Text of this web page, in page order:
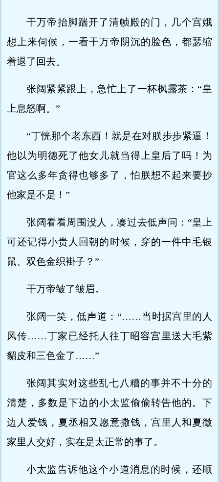
干万帝抬脚踹开了清帧殿的门，几个宫娥
想上来伺候，一看干万帝阴沉的脸色，都瑟缩
着退了回去。
张阔紧紧跟上，急忙上了一杯枫露茶：“皇
上息怒啊。”
“丁恍那个老东西！就是在对朕步步紧逼！
他以为明德死了他女儿就当得上皇后了吗！为
官这么多年贪得也够多了，怕朕想不起来要抄
他家是不是！”
张阔看看周围没人，凑过去低声问：“皇上
可还记得小贵人回朝的时候，穿的一件中毛银
鼠、双色金织褂子？”
干万帝皱了皱眉。
张阔一笑，低声道：“……当时据宫里的人
风传……丁家已经托人往丁昭容宫里送大毛紫
貂皮和三色金了……”
张阔其实对这些乱七八糟的事并不十分的
清楚，多数是下边的小太监偷偷转告他的。下
边人爱钱，夏丞相又愿意撒钱，宫里人和夏徵
家里人交好，实在是太正常的事了。
小太监告诉他这个小道消息的时候，还顺